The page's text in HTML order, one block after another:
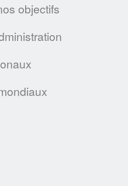
EN SAVOIR PLUS
produits
critères de la
objectifs